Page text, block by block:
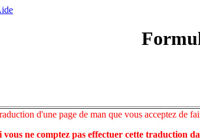
d'une page de man que vous acceptez de
vous ne comptez pas effectuer cette traduction